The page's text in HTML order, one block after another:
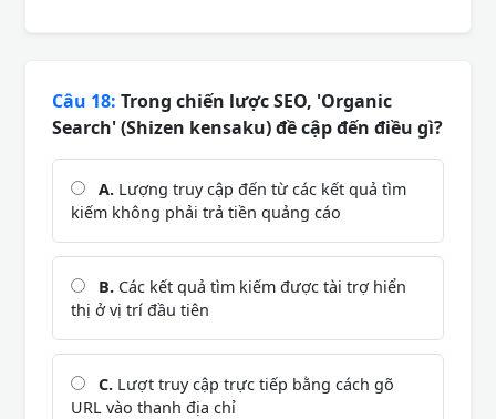
Câu 18: Trong chiến lược SEO, 'Organic
Search' (Shizen kensaku) đề cập đến điều gì?
A. Lượng truy cập đến từ các kết quả tìm
kiếm không phải trả tiền quảng cáo
B. Các kết quả tìm kiếm được tài trợ hiển
thị ở vị trí đầu tiên
C. Lượt truy cập trực tiếp bằng cách gõ
URL vào thanh địa chỉ